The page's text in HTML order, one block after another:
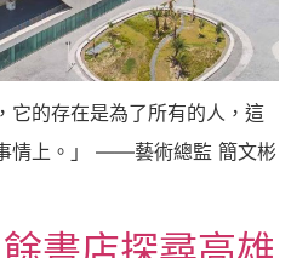
它的存在是為了所有的人，這
情上。」 ——藝術總監 簡文彬